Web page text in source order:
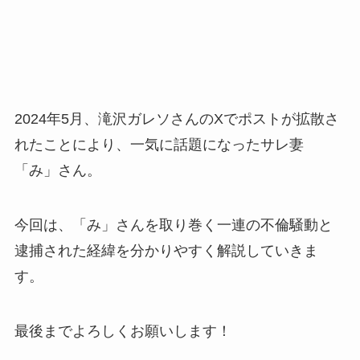
2024年5月、滝沢ガレソさんのXでポストが拡散さ
れたことにより、一気に話題になったサレ妻
「み」さん。
今回は、「み」さんを取り巻く一連の不倫騒動と
逮捕された経緯を分かりやすく解説していきま
す。
最後までよろしくお願いします！